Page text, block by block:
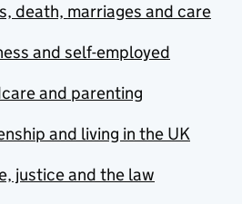
death, marriages and care
and self-employed
and parenting
and living in the UK
justice and the law